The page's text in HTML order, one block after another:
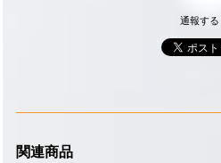
通報する
関連商品